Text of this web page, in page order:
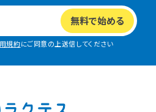
規約にご同意の上送信してください